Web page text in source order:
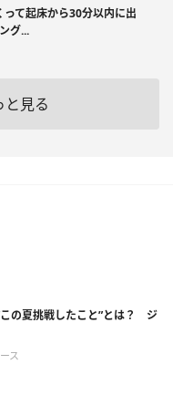
て起床から30分以内に出
グ...
と見る
の夏挑戦したこと”とは？ ジ
ス